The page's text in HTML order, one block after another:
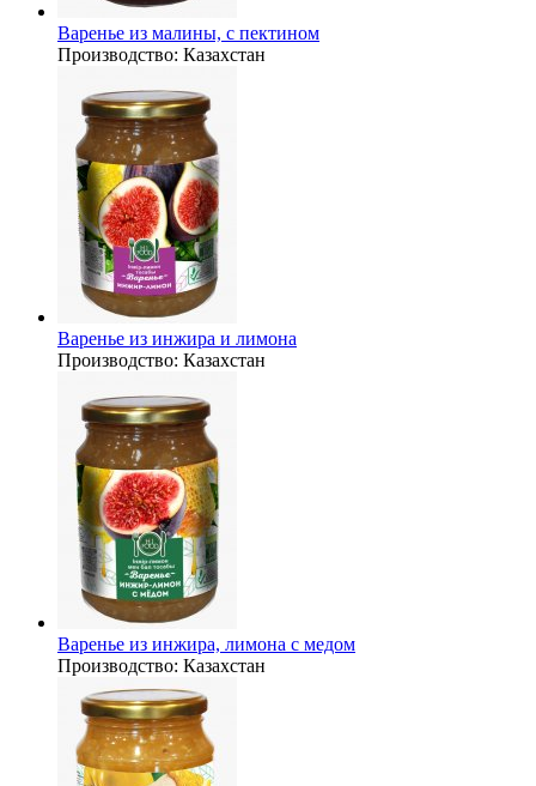
Варенье из малины, с пектином
Производство: Казахстан
Варенье из инжира и лимона
Производство: Казахстан
Варенье из инжира, лимона с медом
Производство: Казахстан